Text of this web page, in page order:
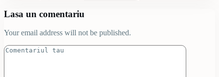
Lasa un comentariu
Your email address will not be published.